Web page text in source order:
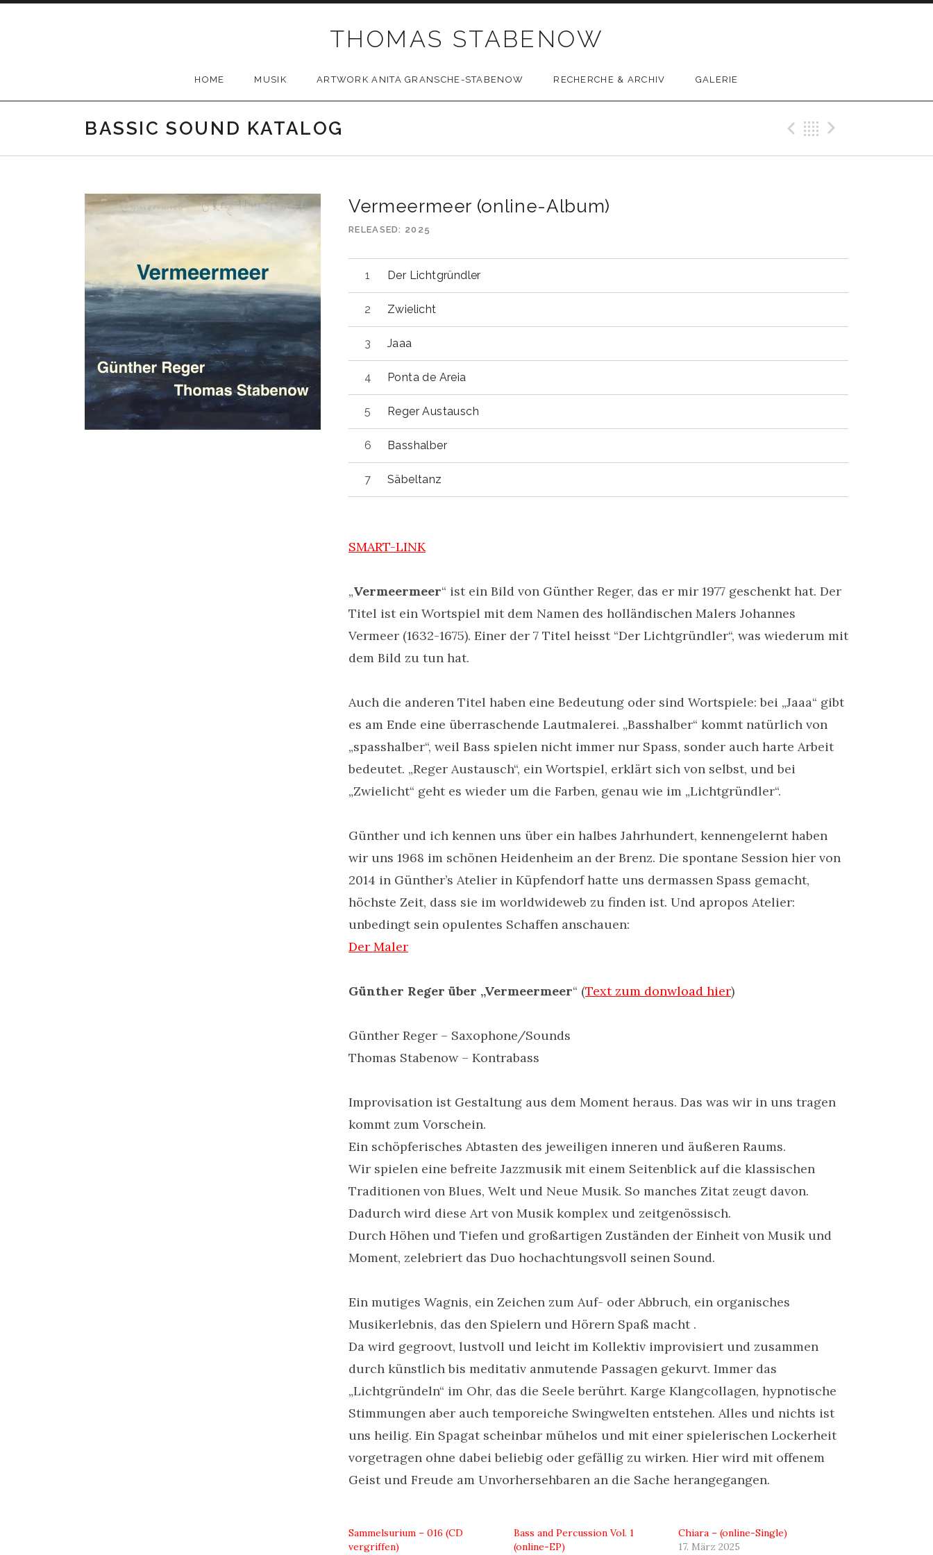
THOMAS STABENOW
HOME MUSIK ARTWORK ANITA GRANSCHE-STABENOW RECHERCHE & ARCHIV GALERIE
BASSIC SOUND KATALOG Previous
Back
Vermeermeer (online-Album)
RELEASED 2025
Der Lichtgründler
Zwielicht
Jaaa
Ponta de Areia
Reger Austausch
Basshalber
Säbeltanz
SMART-LINK
„Vermeermeer“ ist ein Bild von Günther Reger, das er mir 1977 geschenkt hat. Der
Titel ist ein Wortspiel mit dem Namen des holländischen Malers Johannes
Vermeer (1632-1675). Einer der 7 Titel heisst “Der Lichtgründler“, was wiederum mit
dem Bild zu tun hat.
Auch die anderen Titel haben eine Bedeutung oder sind Wortspiele: bei „Jaaa“ gibt
es am Ende eine überraschende Lautmalerei. „Basshalber“ kommt natürlich von
„spasshalber“, weil Bass spielen nicht immer nur Spass, sonder auch harte Arbeit
bedeutet. „Reger Austausch“, ein Wortspiel, erklärt sich von selbst, und bei
„Zwielicht“ geht es wieder um die Farben, genau wie im „Lichtgründler“.
Günther und ich kennen uns über ein halbes Jahrhundert, kennengelernt haben
wir uns 1968 im schönen Heidenheim an der Brenz. Die spontane Session hier von
2014 in Günther’s Atelier in Küpfendorf hatte uns dermassen Spass gemacht,
höchste Zeit, dass sie im worldwideweb zu finden ist. Und apropos Atelier:
unbedingt sein opulentes Schaffen anschauen:
Der Maler
Günther Reger über „Vermeermeer“ (Text zum donwload hier)
Günther Reger – Saxophone/Sounds
Thomas Stabenow – Kontrabass
Improvisation ist Gestaltung aus dem Moment heraus. Das was wir in uns tragen
kommt zum Vorschein.
Ein schöpferisches Abtasten des jeweiligen inneren und äußeren Raums.
Wir spielen eine befreite Jazzmusik mit einem Seitenblick auf die klassischen
Traditionen von Blues, Welt und Neue Musik. So manches Zitat zeugt davon.
Dadurch wird diese Art von Musik komplex und zeitgenössisch.
Durch Höhen und Tiefen und großartigen Zuständen der Einheit von Musik und
Moment, zelebriert das Duo hochachtungsvoll seinen Sound.
Ein mutiges Wagnis, ein Zeichen zum Auf- oder Abbruch, ein organisches
Musikerlebnis, das den Spielern und Hörern Spaß macht .
Da wird gegroovt, lustvoll und leicht im Kollektiv improvisiert und zusammen
durch künstlich bis meditativ anmutende Passagen gekurvt. Immer das
„Lichtgründeln“ im Ohr, das die Seele berührt. Karge Klangcollagen, hypnotische
Stimmungen aber auch temporeiche Swingwelten entstehen. Alles und nichts ist
uns heilig. Ein Spagat scheinbar mühelos und mit einer spielerischen Lockerheit
vorgetragen ohne dabei beliebig oder gefällig zu wirken. Hier wird mit offenem
Geist und Freude am Unvorhersehbaren an die Sache herangegangen.
Sammelsurium – 016 (CD
vergriffen)
Bass and Percussion Vol. 1
(online-EP)
Chiara – (online-Single)
17. März 2025